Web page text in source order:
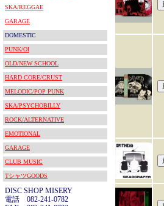
SKA/REGGAE
GARAGE
DOMESTIC
PUNK/OI
OLD/NEW SCHOOL
HARD CORE/CRUST
MELODIC/POP PUNK
SKA/PSYCHOBILLY
ROCK/ALTERNATIVE
EMOTIONAL
GARAGE
CLUB MUSIC
TシャツGOODS
DISC SHOP MISERY
電話 082-241-0782